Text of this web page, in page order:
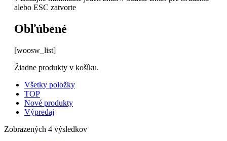
alebo ESC zatvorte
Obľúbené
[woosw_list]
Žiadne produkty v košíku.
Všetky položky
TOP
Nové produkty
Výpredaj
Zobrazených 4 výsledkov